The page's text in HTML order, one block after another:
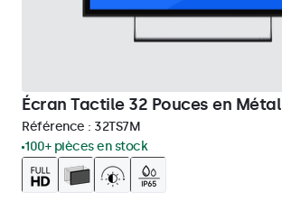
Écran Tactile 32 Pouces en Métal
Référence : 32TS7M
100+ pièces en stock